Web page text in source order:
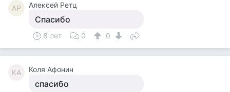
АР Алексей Ретц
Спасибо
8 лет 0 0
КА Коля Афонин
спасибо